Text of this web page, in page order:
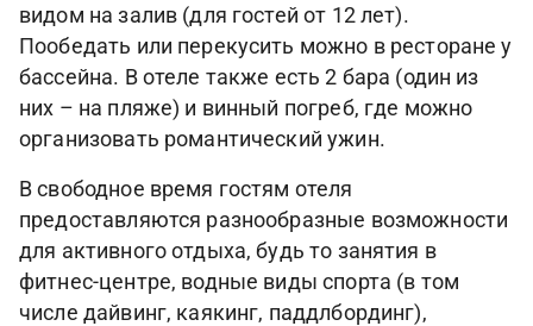
видом на залив (для гостей от 12 лет).
Пообедать или перекусить можно в ресторане у
бассейна. В отеле также есть 2 бара (один из
них – на пляже) и винный погреб, где можно
организовать романтический ужин.
В свободное время гостям отеля
предоставляются разнообразные возможности
для активного отдыха, будь то занятия в
фитнес-центре, водные виды спорта (в том
числе дайвинг, каякинг, паддлбординг),